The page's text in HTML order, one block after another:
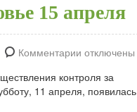
15 апреля
Комментарии отключены
контроля за
11 апреля, появилась